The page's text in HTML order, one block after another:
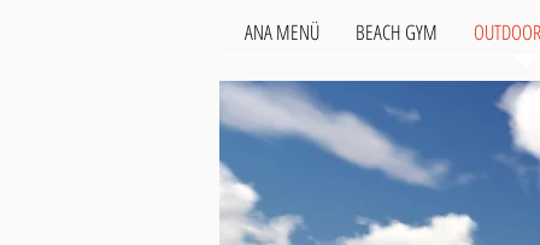
ANA MENÜ BEACH GYM